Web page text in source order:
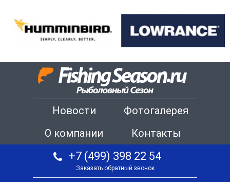
Новости
Фотогалерея
О компании
Контакты
+7 (499) 398 22 54
Заказать обратный звонок